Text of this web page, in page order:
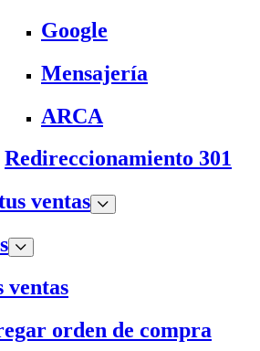
Google
Mensajería
ARCA
Redireccionamiento 301
ventas
ventas
orden de compra